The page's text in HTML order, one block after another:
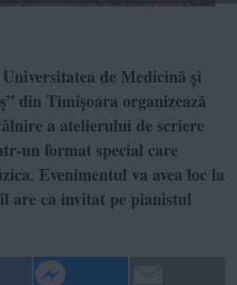
Universitatea de Medicină și
din Timișoara organizează
a atelierului de scriere
un format special care
Evenimentul va avea loc la
are ca invitat pe pianistul